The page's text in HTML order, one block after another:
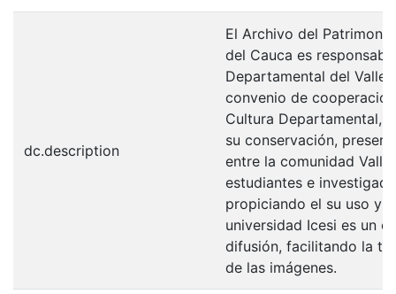
dc.description
El Archivo del
del Cauca es
Departamental del Valle
convenio de
Cultura Departamental,
su conservación,
entre la comunidad
estudiantes e
propiciando el su uso y
universidad Icesi es un
difusión, facilitando la
de las imágenes.